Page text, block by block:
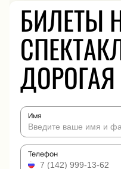
БИЛЕТЫ
Имя
Телефон